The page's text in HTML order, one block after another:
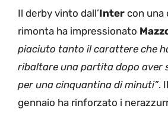
Il derby vinto dall’Inter con una
rimonta ha impressionato
piaciuto tanto il carattere che
ribaltare una partita dopo aver
per una cinquantina di minuti”.
gennaio ha rinforzato i